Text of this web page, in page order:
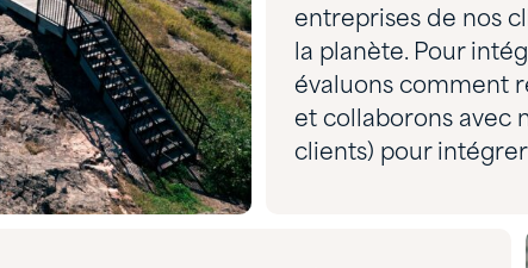
entreprises de nos
la planète. Pour
évaluons comment
et collaborons avec
clients) pour